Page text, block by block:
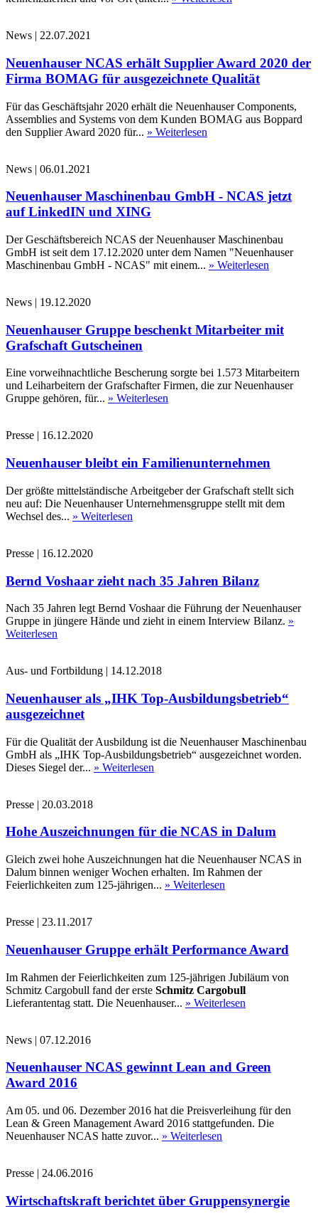
News | 22.07.2021
Neuenhauser NCAS erhält Supplier Award 2020 der
Firma BOMAG für ausgezeichnete Qualität
Für das Geschäftsjahr 2020 erhält die Neuenhauser Components,
Assemblies and Systems von dem Kunden BOMAG aus Boppard
den Supplier Award 2020 für... » Weiterlesen
News | 06.01.2021
Neuenhauser Maschinenbau GmbH - NCAS jetzt
auf LinkedIN und XING
Der Geschäftsbereich NCAS der Neuenhauser Maschinenbau
GmbH ist seit dem 17.12.2020 unter dem Namen "Neuenhauser
Maschinenbau GmbH - NCAS" mit einem... » Weiterlesen
News | 19.12.2020
Neuenhauser Gruppe beschenkt Mitarbeiter mit
Grafschaft Gutscheinen
Eine vorweihnachtliche Bescherung sorgte bei 1.573 Mitarbeitern
und Leiharbeitern der Grafschafter Firmen, die zur Neuenhauser
Gruppe gehören, für... » Weiterlesen
Presse | 16.12.2020
Neuenhauser bleibt ein Familienunternehmen
Der größte mittelständische Arbeitgeber der Grafschaft stellt sich
neu auf: Die Neuenhauser Unternehmensgruppe stellt mit dem
Wechsel des... » Weiterlesen
Presse | 16.12.2020
Bernd Voshaar zieht nach 35 Jahren Bilanz
Nach 35 Jahren legt Bernd Voshaar die Führung der Neuenhauser
Gruppe in jüngere Hände und zieht in einem Interview Bilanz. »
Weiterlesen
Aus- und Fortbildung | 14.12.2018
Neuenhauser als „IHK Top-Ausbildungsbetrieb“
ausgezeichnet
Für die Qualität der Ausbildung ist die Neuenhauser Maschinenbau
GmbH als „IHK Top-Ausbildungsbetrieb“ ausgezeichnet worden.
Dieses Siegel der... » Weiterlesen
Presse | 20.03.2018
Hohe Auszeichnungen für die NCAS in Dalum
Gleich zwei hohe Auszeichnungen hat die Neuenhauser NCAS in
Dalum binnen weniger Wochen erhalten. Im Rahmen der
Feierlichkeiten zum 125-jährigen... » Weiterlesen
Presse | 23.11.2017
Neuenhauser Gruppe erhält Performance Award
Im Rahmen der Feierlichkeiten zum 125-jährigen Jubiläum von
Schmitz Cargobull fand der erste Schmitz Cargobull
Lieferantentag statt. Die Neuenhauser... » Weiterlesen
News | 07.12.2016
Neuenhauser NCAS gewinnt Lean and Green
Award 2016
Am 05. und 06. Dezember 2016 hat die Preisverleihung für den
Lean & Green Management Award 2016 stattgefunden. Die
Neuenhauser NCAS hatte zuvor... » Weiterlesen
Presse | 24.06.2016
Wirtschaftskraft berichtet über Gruppensynergie